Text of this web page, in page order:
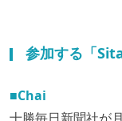
参加する「
■Chai